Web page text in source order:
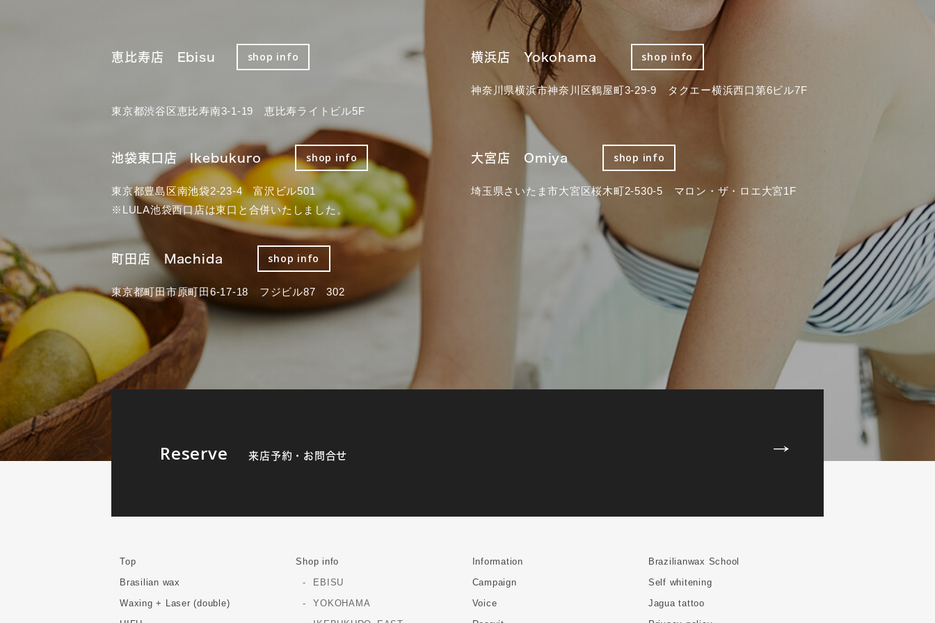
恵比寿店 Ebisu shop info
東京都渋谷区恵比寿南3-1-19 恵比寿ライトビル5F
横浜店 Yokohama shop info
神奈川県横浜市神奈川区鶴屋町3-29-9 タクエー横浜西口第6ビル7F
池袋東口店 Ikebukuro shop info
東京都豊島区南池袋2-23-4 富沢ビル501
※LULA池袋西口店は東口と合併いたしました。
大宮店 Omiya shop info
埼玉県さいたま市大宮区桜木町2-530-5 マロン・ザ・ロエ大宮1F
町田店 Machida shop info
東京都町田市原町田6-17-18 フジビル87 302
Reserve 来店予約・お問合せ
Top
Brasilian wax
Waxing + Laser (double)
Shop info
EBISU
YOKOHAMA
Information
Campaign
Voice
Brazilianwax School
Self whitening
Jagua tattoo